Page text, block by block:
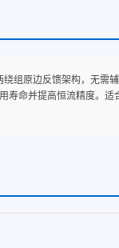
组原边反馈架构，无需
命并提高恒流精度。